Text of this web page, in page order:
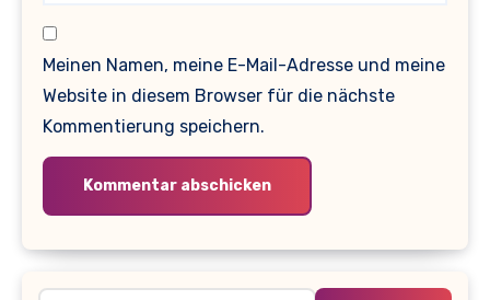
Meinen Namen, meine E-Mail-Adresse und meine
Website in diesem Browser für die nächste
Kommentierung speichern.